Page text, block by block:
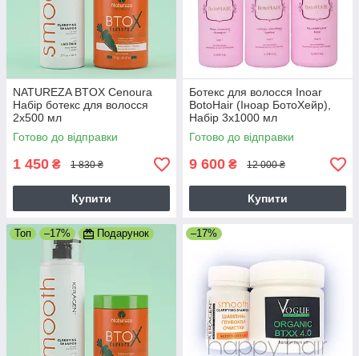
NATUREZA BTOX Cenoura
Набір ботекс для волосся
2х500 мл
Готово до відправки
1 450 ₴ 1 830 ₴
Купити
Ботекс для волосся Inoar
BotoHair (Іноар БотоХейр),
Набір 3х1000 мл
Готово до відправки
9 600 ₴ 12 000 ₴
Купити
Топ –17% Подарунок –17%